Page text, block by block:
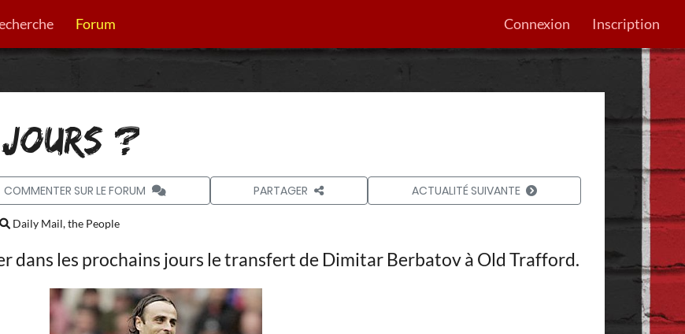
Forum Connexion Inscription
?
COMMENTER SUR LE FORUM PARTAGER ACTUALITÉ SUIVANTE
Daily Mail, the People
dans les prochains jours le transfert de Dimitar Berbatov à Old Trafford.